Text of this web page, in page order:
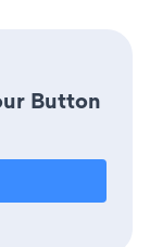
Button